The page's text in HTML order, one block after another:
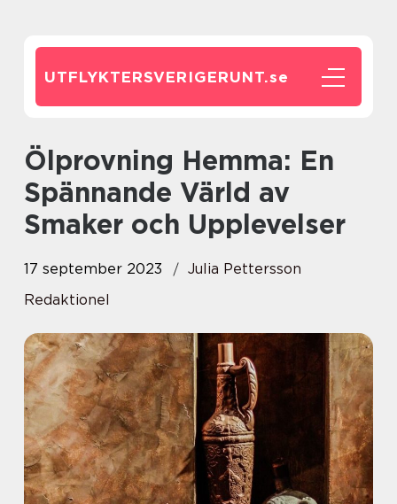
UTFLYKTERSVERIGERUNT.se
Ölprovning Hemma: En
Spännande Värld av
Smaker och Upplevelser
17 september 2023
Julia Pettersson
Redaktionel